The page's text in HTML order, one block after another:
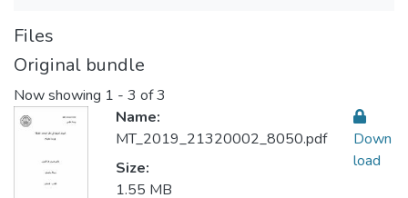
Files
Original bundle
Now showing 1 - 3 of 3
Name:
MT_2019_21320002_8050.pdf
Size:
1.55 MB
Down
load